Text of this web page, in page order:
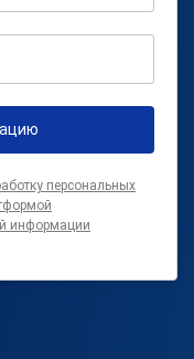
персональных
информации